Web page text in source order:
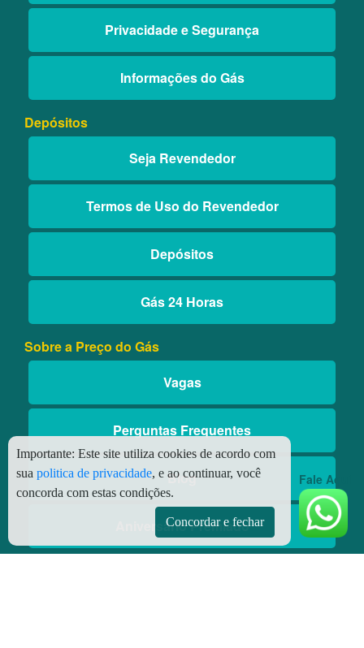
Fale Aqui
Privacidade e Segurança
Informações do Gás
Depósitos
Seja Revendedor
Termos de Uso do Revendedor
Depósitos
Gás 24 Horas
Sobre a Preço do Gás
Vagas
Perguntas Frequentes
Blog
Aniversário Premiado
Importante: Este site utiliza cookies de acordo com
sua politica de privacidade, e ao continuar, você
concorda com estas condições.
Concordar e fechar